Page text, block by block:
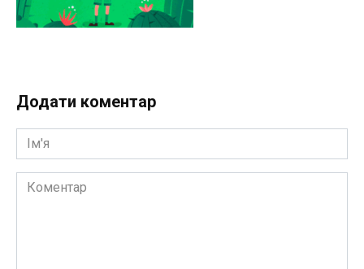
Додати коментар
Ім'я
Коментар